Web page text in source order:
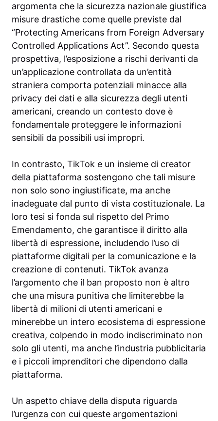
argomenta che la sicurezza nazionale giustifica
misure drastiche come quelle previste dal
“Protecting Americans from Foreign Adversary
Controlled Applications Act”. Secondo questa
prospettiva, l’esposizione a rischi derivanti da
un’applicazione controllata da un’entità
straniera comporta potenziali minacce alla
privacy dei dati e alla sicurezza degli utenti
americani, creando un contesto dove è
fondamentale proteggere le informazioni
sensibili da possibili usi impropri.
In contrasto, TikTok e un insieme di creator
della piattaforma sostengono che tali misure
non solo sono ingiustificate, ma anche
inadeguate dal punto di vista costituzionale. La
loro tesi si fonda sul rispetto del Primo
Emendamento, che garantisce il diritto alla
libertà di espressione, includendo l’uso di
piattaforme digitali per la comunicazione e la
creazione di contenuti. TikTok avanza
l’argomento che il ban proposto non è altro
che una misura punitiva che limiterebbe la
libertà di milioni di utenti americani e
minerebbe un intero ecosistema di espressione
creativa, colpendo in modo indiscriminato non
solo gli utenti, ma anche l’industria pubblicitaria
e i piccoli imprenditori che dipendono dalla
piattaforma.
Un aspetto chiave della disputa riguarda
l’urgenza con cui queste argomentazioni